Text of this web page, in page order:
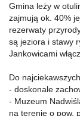
Gmina leży w
zajmują ok. 40%
rezerwaty
są jeziora i stawy
Jankowicami
Do
- doskonale
- Muzeum
na terenie o pow.